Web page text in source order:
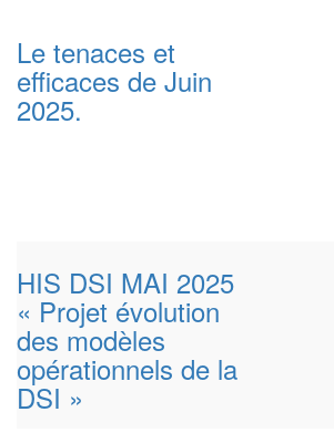
Le tenaces et
efficaces de Juin
2025.
HIS DSI MAI 2025
« Projet évolution
des modèles
opérationnels de la
DSI »